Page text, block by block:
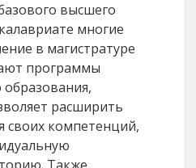
высшего
многие
в магистратуре
программы
расширить
своих компетенций,